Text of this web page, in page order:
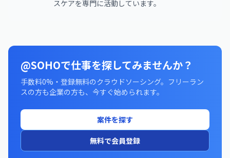
スケアを専門に活動しています。
@SOHOで仕事を探してみませんか？
手数料0%・登録無料のクラウドソーシング。フリーラン
スの方も企業の方も、今すぐ始められます。
案件を探す
無料で会員登録